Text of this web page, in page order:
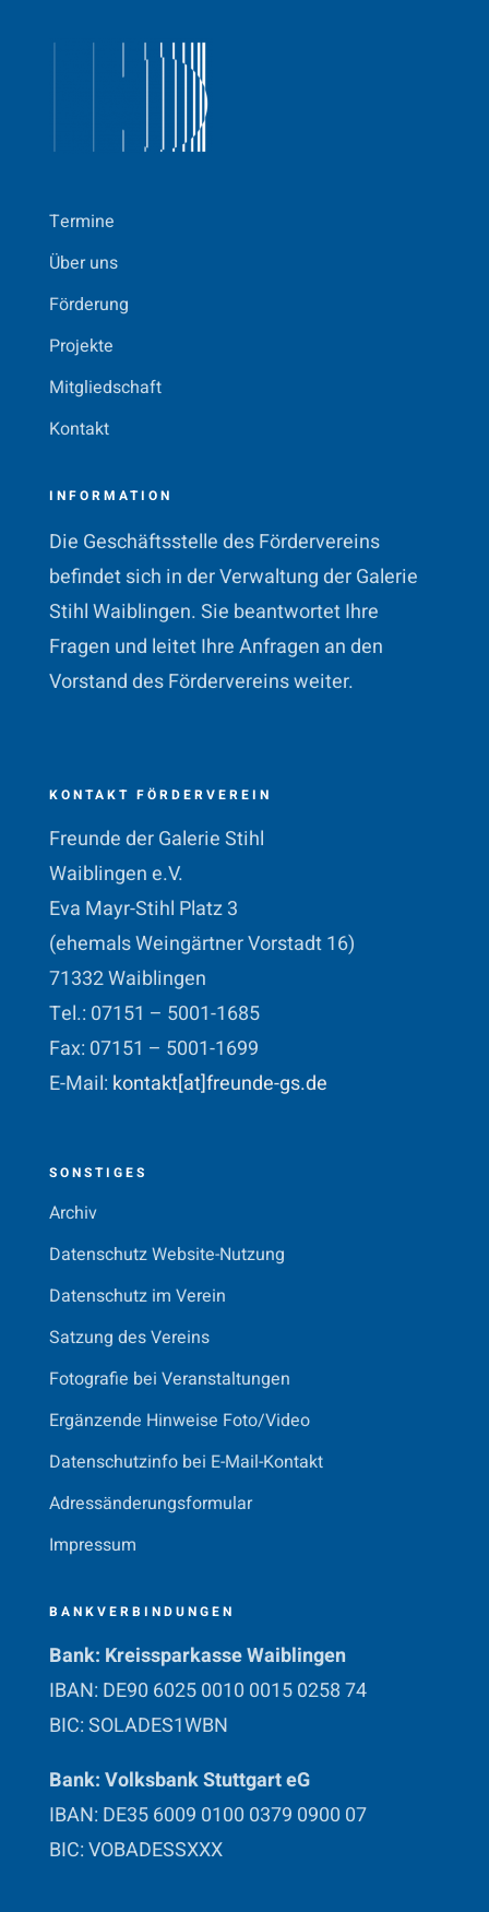
Termine
Über uns
Förderung
Projekte
Mitgliedschaft
Kontakt
INFORMATION
Die Geschäftsstelle des Fördervereins
befindet sich in der Verwaltung der Galerie
Stihl Waiblingen. Sie beantwortet Ihre
Fragen und leitet Ihre Anfragen an den
Vorstand des Fördervereins weiter.
KONTAKT FÖRDERVEREIN
Freunde der Galerie Stihl
Waiblingen e.V.
Eva Mayr-Stihl Platz 3
(ehemals Weingärtner Vorstadt 16)
71332 Waiblingen
Tel.: 07151 – 5001-1685
Fax: 07151 – 5001-1699
E-Mail: kontakt[at]freunde-gs.de
SONSTIGES
Archiv
Datenschutz Website-Nutzung
Datenschutz im Verein
Satzung des Vereins
Fotografie bei Veranstaltungen
Ergänzende Hinweise Foto/Video
Datenschutzinfo bei E-Mail-Kontakt
Adressänderungsformular
Impressum
BANKVERBINDUNGEN
Bank: Kreissparkasse Waiblingen
IBAN: DE90 6025 0010 0015 0258 74
BIC: SOLADES1WBN
Bank: Volksbank Stuttgart eG
IBAN: DE35 6009 0100 0379 0900 07
BIC: VOBADESSXXX